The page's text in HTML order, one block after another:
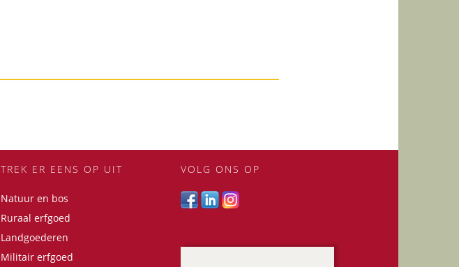
TREK ER EENS OP UIT
Natuur en bos
Ruraal erfgoed
Landgoederen
Militair erfgoed
VOLG ONS OP